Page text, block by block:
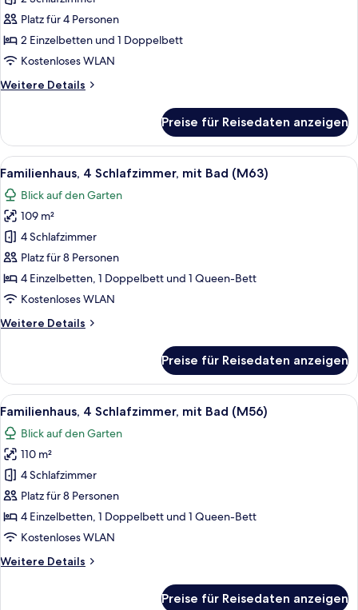
2 Schlafzimmer,
mit
Bad
anzeigen
Platz für 4 Personen
2 Einzelbetten und 1 Doppelbett
Kostenloses WLAN
Weitere Details
Weitere
Haus,
2 Schlafzimmer,
mit
Bad
(M52)
Preise für Reisedaten anzeigen
Alle
Fotos
für
Familienhaus,
4 Schlafzimmer,
mit
Bad
(M63)
Ein Schlafzimmer mit einem großen
9
Familienhaus, 4 Schlafzimmer, mit Bad (M63)
Blick auf den Garten
109 m²
4 Schlafzimmer
Platz für 8 Personen
4 Einzelbetten, 1 Doppelbett und 1 Queen-Bett
Kostenloses WLAN
Weitere Details
Weitere
4 Schlafzimmer,
mit
Bad
(M63)
Preise für Reisedaten anzeigen
Alle
Fotos
für
Familienhaus,
4 Schlafzimmer,
mit
Bad
(M56)
Ein Schlafzimmer mit einem großen
9
Familienhaus, 4 Schlafzimmer, mit Bad (M56)
Blick auf den Garten
110 m²
4 Schlafzimmer
Platz für 8 Personen
4 Einzelbetten, 1 Doppelbett und 1 Queen-Bett
Kostenloses WLAN
Weitere Details
Weitere
Preise für Reisedaten anzeigen